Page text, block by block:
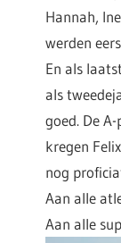
Hannah,
werden
En als
als
goed. De
kregen
nog
Aan alle
Aan alle